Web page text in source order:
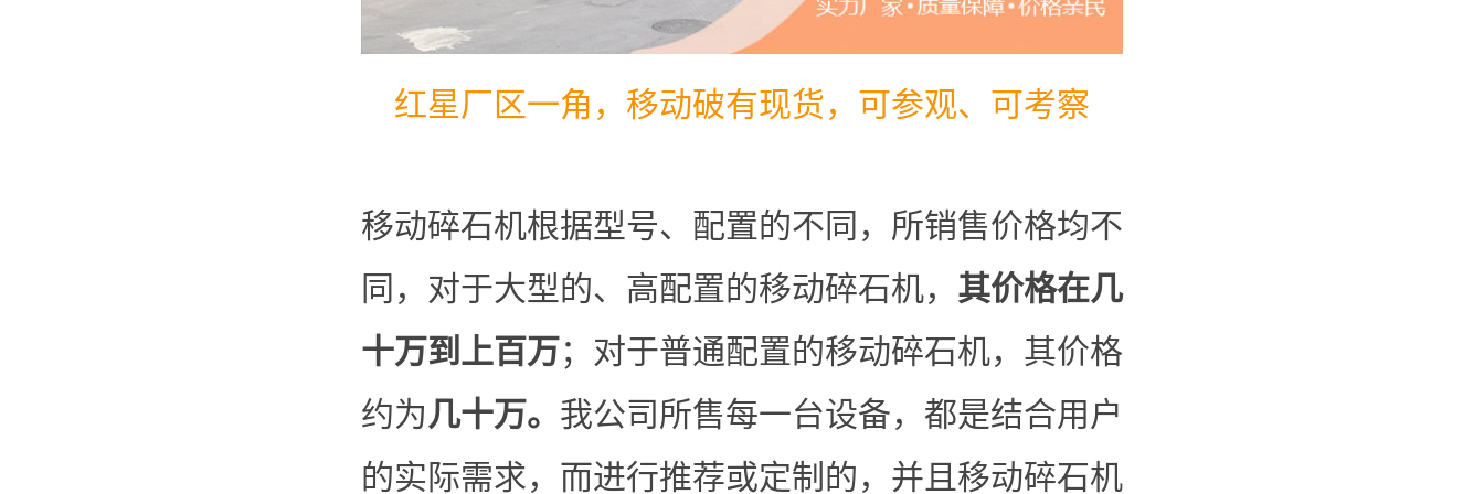
红星厂区一角，移动破有现货，可参观、可考察
移动碎石机根据型号、配置的不同，所销售价格均不
同，对于大型的、高配置的移动碎石机， 其价格在几
十万到上百万；对于普通配置的移动碎石机，其价格
约为几十万。 我公司所售每一台设备，都是结合用户
的实际需求，而进行推荐或定制的，并且移动碎石机